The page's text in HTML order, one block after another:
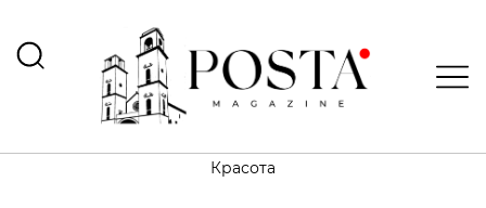
Красота